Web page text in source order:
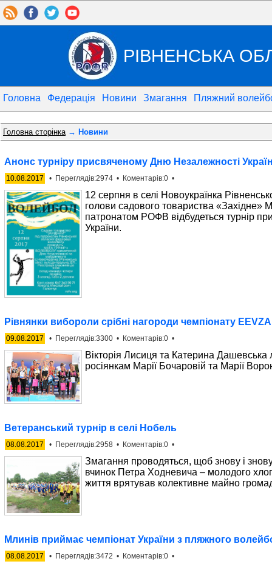
РІВНЕНСЬКА
Головна Федерація Новини Змагання Пляжний
Головна сторінка→ Новини
Анонс турніру присвяченому Дню Незалежності
10.08.2017 • Переглядів:2974 • Коментарів:0 •
12 серпня в селі Новоукраїнка
голови садового товариства «Західне»
патронатом РОФВ відбудеться турнір
України.
Рівнянки вибороли срібні нагороди чемпіонату
09.08.2017 • Переглядів:3300 • Коментарів:0 •
Вікторія Лисиця та Катерина
росіянкам Марії Бочаровій та Марії
Ветеранський турнір в селі Нобель
08.08.2017 • Переглядів:2958 • Коментарів:0 •
Змагання проводяться, щоб знову і
вчинок Петра Ходневича – молодого
життя врятував колективне майно
Млинів приймає чемпіонат України з пляжного
08.08.2017 • Переглядів:3472 • Коментарів:0 •